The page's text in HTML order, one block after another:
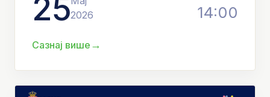
252026
14:00
Сазнај више →